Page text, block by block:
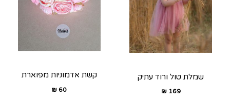
שמלת טול ורוד עתיק
169
₪
קשת אדמוניות מפוארת
60
₪